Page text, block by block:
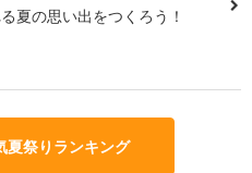
夏の思い出をつくろう！
夏祭りランキング